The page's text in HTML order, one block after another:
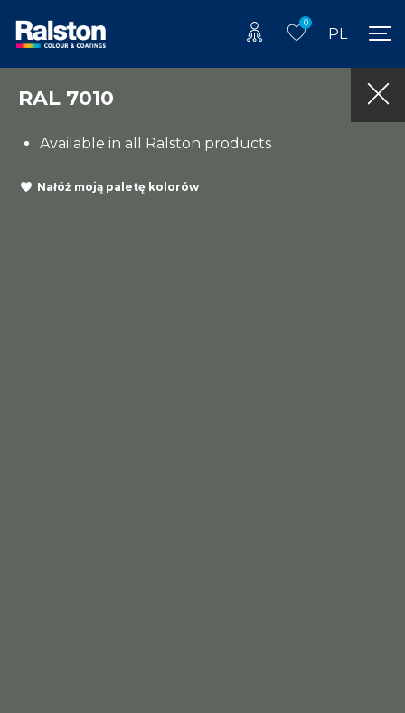
0
PL
RAL 7010
Available in all Ralston products
Nałóż moją paletę kolorów